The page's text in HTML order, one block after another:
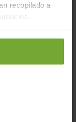
recopilado a